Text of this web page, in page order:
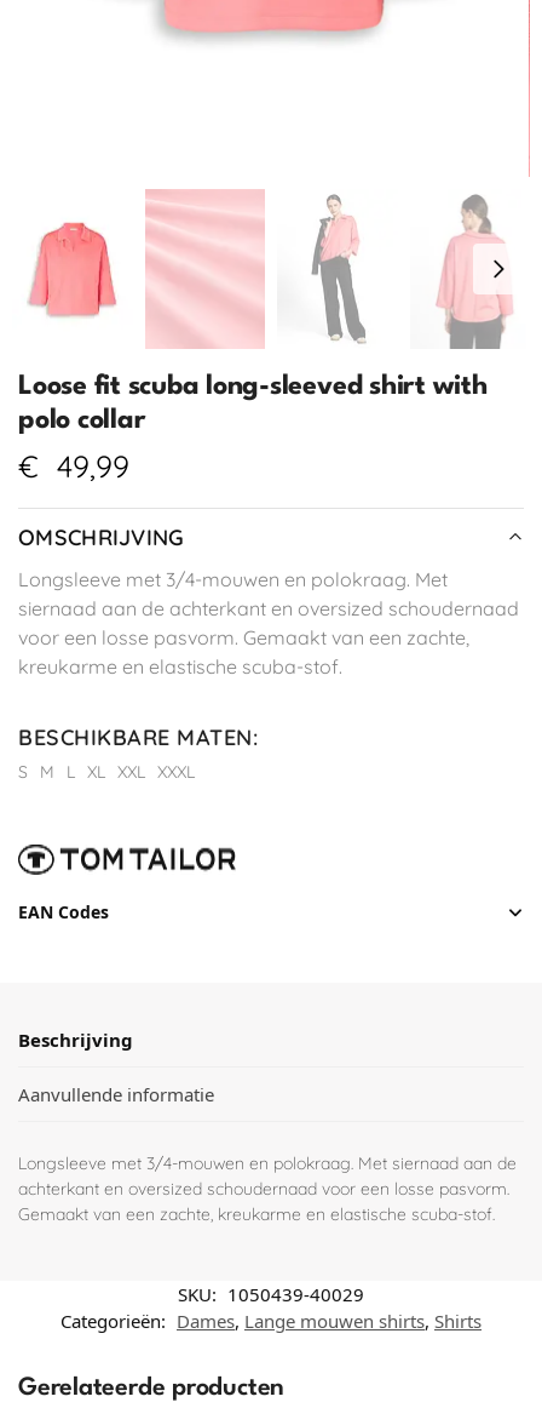
Loose fit scuba long-sleeved shirt with
polo collar
€ 49,99
OMSCHRIJVING
Longsleeve met 3/4-mouwen en polokraag. Met
siernaad aan de achterkant en oversized schoudernaad
voor een losse pasvorm. Gemaakt van een zachte,
kreukarme en elastische scuba-stof.
BESCHIKBARE MATEN:
S M L XL XXL XXXL
EAN Codes
Beschrijving
Aanvullende informatie
Longsleeve met 3/4-mouwen en polokraag. Met siernaad aan de
achterkant en oversized schoudernaad voor een losse pasvorm.
Gemaakt van een zachte, kreukarme en elastische scuba-stof.
SKU: 1050439-40029
Categorieën: Dames, Lange mouwen shirts, Shirts
Gerelateerde producten